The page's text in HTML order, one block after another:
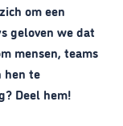
om een
geloven we dat
mensen, teams
hen te
Deel hem!